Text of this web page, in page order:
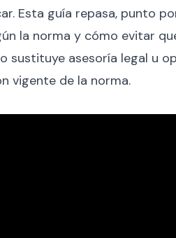
Esta guía repasa, punto
la norma y cómo evitar
sustituye asesoría legal u
vigente de la norma.